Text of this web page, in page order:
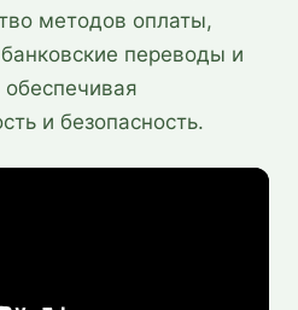
методов оплаты,
переводы и
и безопасность.